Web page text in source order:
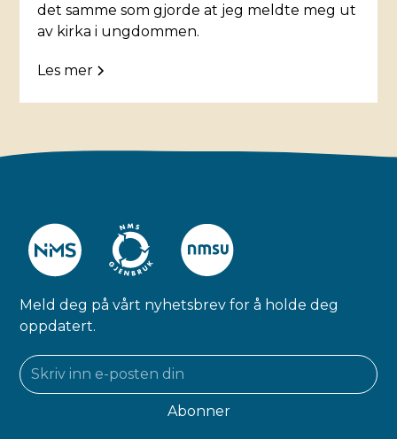
det samme som gjorde at jeg meldte meg ut
av kirka i ungdommen.
Les mer
Meld deg på vårt nyhetsbrev for å holde deg
oppdatert.